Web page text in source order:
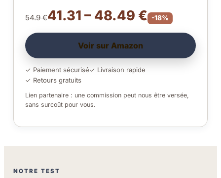
54.9 €41.31 – 48.49 € -18%
Voir sur Amazon
✓ Paiement sécurisé✓ Livraison rapide
✓ Retours gratuits
Lien partenaire : une commission peut nous être versée,
sans surcoût pour vous.
NOTRE TEST